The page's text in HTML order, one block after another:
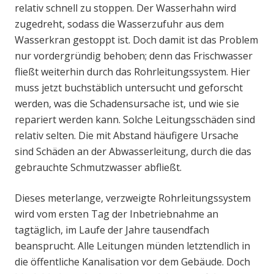
relativ schnell zu stoppen. Der Wasserhahn wird
zugedreht, sodass die Wasserzufuhr aus dem
Wasserkran gestoppt ist. Doch damit ist das Problem
nur vordergründig behoben; denn das Frischwasser
fließt weiterhin durch das Rohrleitungssystem. Hier
muss jetzt buchstäblich untersucht und geforscht
werden, was die Schadensursache ist, und wie sie
repariert werden kann. Solche Leitungsschäden sind
relativ selten. Die mit Abstand häufigere Ursache
sind Schäden an der Abwasserleitung, durch die das
gebrauchte Schmutzwasser abfließt.
Dieses meterlange, verzweigte Rohrleitungssystem
wird vom ersten Tag der Inbetriebnahme an
tagtäglich, im Laufe der Jahre tausendfach
beansprucht. Alle Leitungen münden letztendlich in
die öffentliche Kanalisation vor dem Gebäude. Doch